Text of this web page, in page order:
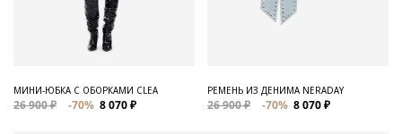
МИНИ-ЮБКА С ОБОРКАМИ CLEA
26 900 ₽ -70% 8 070 ₽
РЕМЕНЬ ИЗ ДЕНИМА NERADAY
26 900 ₽ -70% 8 070 ₽